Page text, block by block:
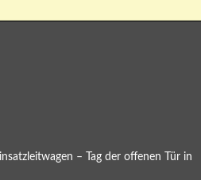
– Tag der offenen Tür in